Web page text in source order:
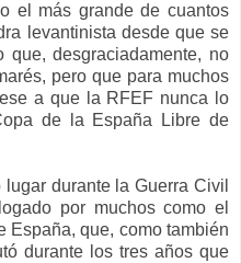
el más grande de cuantos
levantinista desde que se
desgraciadamente, no
pero que para muchos
a que la RFEF nunca lo
de la España Libre de
durante la Guerra Civil
por muchos como el
España, que, como también
durante los tres años que